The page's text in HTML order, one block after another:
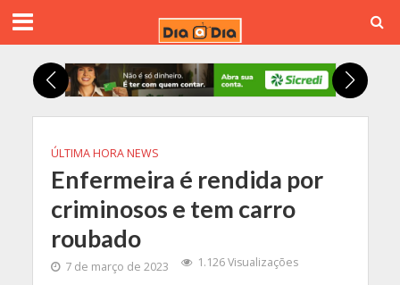
ÚLTIMA HORA NEWS
Enfermeira é rendida por
criminosos e tem carro
roubado
7 de março de 2023 1.126 Visualizações